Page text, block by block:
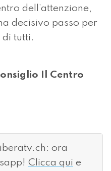
dell’attenzione,
decisivo passo per
di tutti.
Il Centro
ora
Clicca qui e